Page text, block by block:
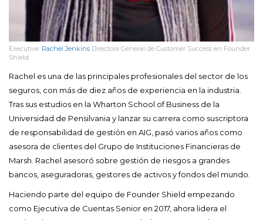
Executive: Rachel Jenkins Directora General de Customer Success en Founder
Shield
Rachel es una de las principales profesionales del sector de los
seguros, con más de diez años de experiencia en la industria.
Tras sus estudios en la Wharton School of Business de la
Universidad de Pensilvania y lanzar su carrera como suscriptora
de responsabilidad de gestión en AIG, pasó varios años como
asesora de clientes del Grupo de Instituciones Financieras de
Marsh. Rachel asesoró sobre gestión de riesgos a grandes
bancos, aseguradoras, gestores de activos y fondos del mundo.
Haciendo parte del equipo de Founder Shield empezando
como Ejecutiva de Cuentas Senior en 2017, ahora lidera el